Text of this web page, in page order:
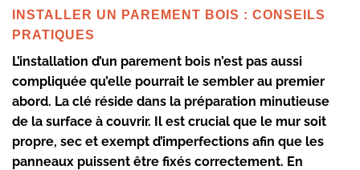
INSTALLER UN PAREMENT BOIS : CONSEILS
PRATIQUES
L’installation d’un parement bois n’est pas aussi
compliquée qu’elle pourrait le sembler au premier
abord. La clé réside dans la préparation minutieuse
de la surface à couvrir. Il est crucial que le mur soit
propre, sec et exempt d’imperfections afin que les
panneaux puissent être fixés correctement. En